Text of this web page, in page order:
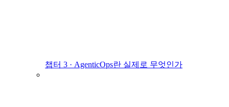
챕터 3 · AgenticOps란 실제로 무엇인가